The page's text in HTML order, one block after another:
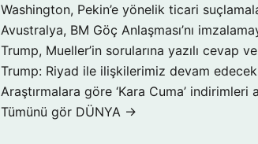
Washington, Pekin’e yönelik ticari
Avustralya, BM Göç Anlaşması’nı
Trump, Mueller’in sorularına yazılı cevap
Trump: Riyad ile ilişkilerimiz devam edecek
Araştırmalara göre ‘Kara Cuma’ indirimleri
Tümünü gör DÜNYA →